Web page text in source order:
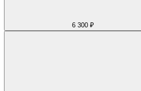
6 300 ₽